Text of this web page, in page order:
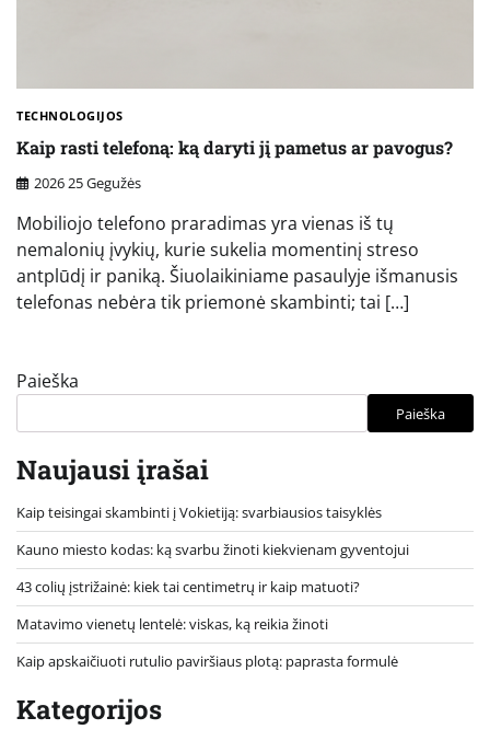
TECHNOLOGIJOS
Kaip rasti telefoną: ką daryti jį pametus ar pavogus?
2026 25 Gegužės
Mobiliojo telefono praradimas yra vienas iš tų
nemalonių įvykių, kurie sukelia momentinį streso
antplūdį ir paniką. Šiuolaikiniame pasaulyje išmanusis
telefonas nebėra tik priemonė skambinti; tai […]
Paieška
Paieška
Naujausi įrašai
Kaip teisingai skambinti į Vokietiją: svarbiausios taisyklės
Kauno miesto kodas: ką svarbu žinoti kiekvienam gyventojui
43 colių įstrižainė: kiek tai centimetrų ir kaip matuoti?
Matavimo vienetų lentelė: viskas, ką reikia žinoti
Kaip apskaičiuoti rutulio paviršiaus plotą: paprasta formulė
Kategorijos